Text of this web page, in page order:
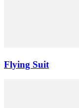
Flying Suit